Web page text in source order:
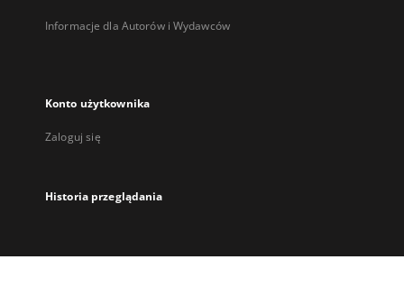
Informacje dla Autorów i Wydawców
Konto użytkownika
Zaloguj się
Historia przeglądania